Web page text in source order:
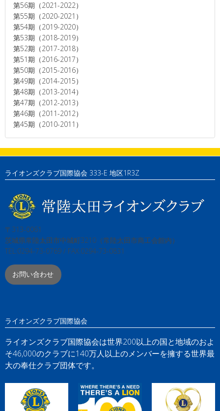
第56期（2021-2022）
第55期（2020-2021）
第54期（2019-2020）
第53期（2018-2019）
第52期（2017-2018）
第51期（2016-2017）
第50期（2015-2016）
第49期（2014-2015）
第48期（2013-2014）
第47期（2012-2013）
第46期（2011-2012）
第45期（2010-2011）
ライオンズクラブ国際協会 333-E 地区1R3Z
〒313-0061
茨城県常陸太田市中城町3210（常陸太田市商工会館内）
TEL:0294-73-0769 / FAX:0294-73-0831
お問い合わせ
ライオンズクラブ国際協会
ライオンズクラブ国際協会は世界200以上の国と地域のおよ
そ46,000のクラブに140万人以上のメンバーを擁する世界最
大の奉仕クラブ団体です。